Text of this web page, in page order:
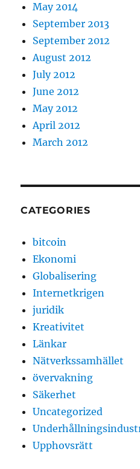
May 2014
September 2013
September 2012
August 2012
July 2012
June 2012
May 2012
April 2012
March 2012
CATEGORIES
bitcoin
Ekonomi
Globalisering
Internetkrigen
juridik
Kreativitet
Länkar
Nätverkssamhället
övervakning
Säkerhet
Uncategorized
Upphovsrätt